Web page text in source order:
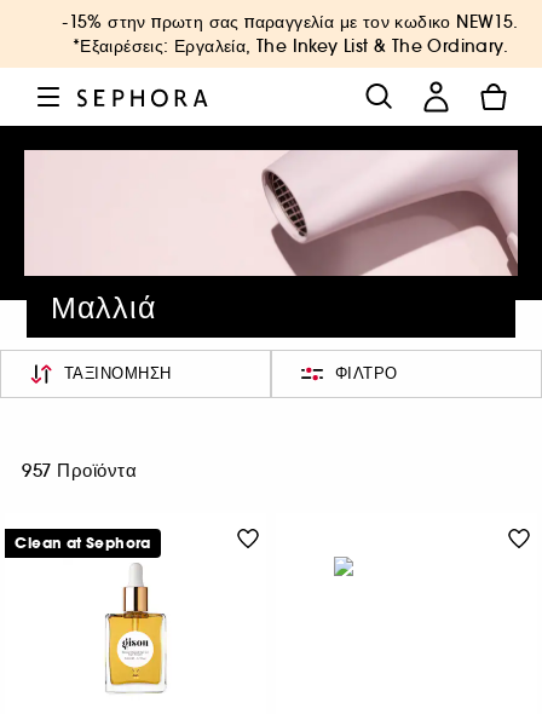
-15% στην πρωτη σας παραγγελία με τον κωδικο NEW15.
*Εξαιρέσεις: Εργαλεία, The Inkey List & The Ordinary.
Μαλλιά
ΤΑΞΙΝΌΜΗΣΗ ΦΊΛΤΡΟ
957 Προϊόντα
Clean at Sephora